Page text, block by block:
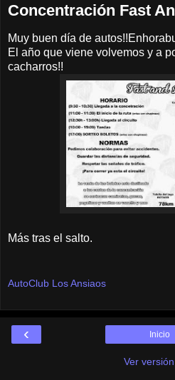
Concentración Fast
Muy buen día de
El año que viene volvemos y a
cacharros!!
Más tras el salto.
AutoClub Los Ansiaos
‹ Inicio
Ver